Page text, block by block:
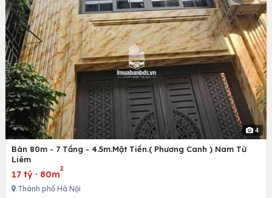
4
Bán 80m - 7 Tầng - 4.5m.Mặt Tiền.( Phương Canh ) Nam Từ
Liêm
17 tỷ · 80m
2
Thành phố Hà Nội